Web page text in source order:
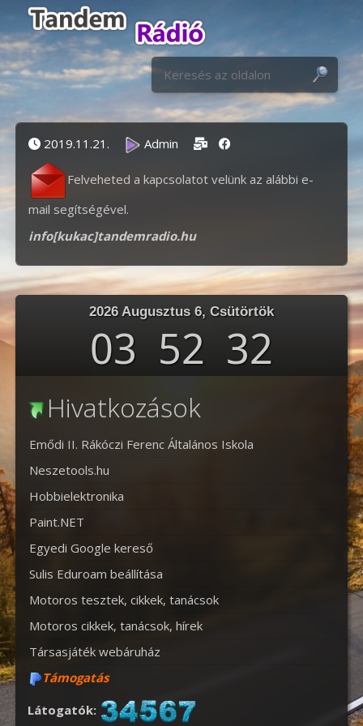
Keresés:
Posted on
2019.11.21. Posted by
Admin
Felveheted a kapcsolatot velünk az alábbi e-
mail segítségével.
info[kukac]tandemradio.hu
2026 Augusztus 6, Csütörtök
03 52 32
Hivatkozások
Emődi II. Rákóczi Ferenc Általános Iskola
Neszetools.hu
Hobbielektronika
Paint.NET
Egyedi Google kereső
Sulis Eduroam beállítása
Motoros tesztek, cikkek, tanácsok
Motoros cikkek, tanácsok, hírek
Társasjáték webáruház
Támogatás
Látogatók: